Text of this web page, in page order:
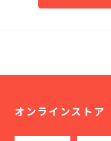
オンラインストア